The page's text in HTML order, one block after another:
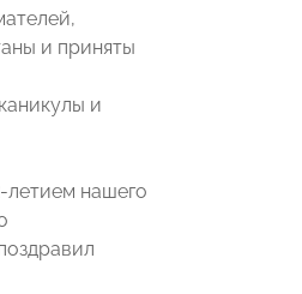
и приняты
и
нашего